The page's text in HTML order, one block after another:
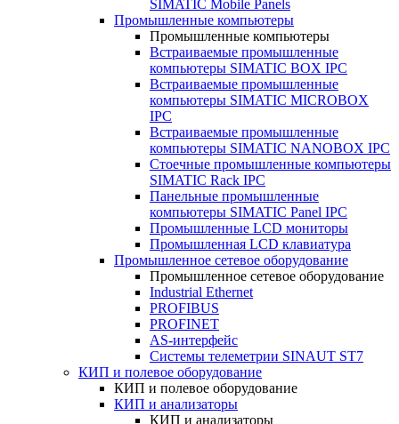
SIMATIC Mobile Panels
Промышленные компьютеры
Промышленные компьютеры
Встраиваемые промышленные
компьютеры SIMATIC BOX IPC
Встраиваемые промышленные
компьютеры SIMATIC MICROBOX
IPC
Встраиваемые промышленные
компьютеры SIMATIC NANOBOX IPC
Стоечные промышленные компьютеры
SIMATIC Rack IPC
Панельные промышленные
компьютеры SIMATIC Panel IPC
Промышленные LCD мониторы
Промышленная LCD клавиатура
Промышленное сетевое оборудование
Промышленное сетевое оборудование
Industrial Ethernet
PROFIBUS
PROFINET
AS-интерфейс
Системы телеметрии SINAUT ST7
КИП и полевое оборудование
КИП и полевое оборудование
КИП и анализаторы
КИП и анализаторы